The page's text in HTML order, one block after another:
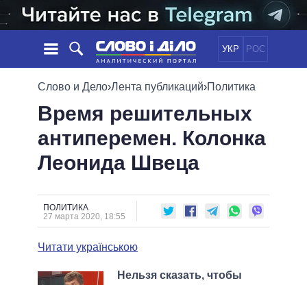
УКР РОС
НОВОСТИ
ЛЕНТА
СОБЫТИЯ
СТАТЬИ
ОБЗОРЫ
ДАЙДЖЕСТЫ
ПОЛИТИКА
ЭКОНОМИКА
ОБЩЕСТВО
МИР
ОБЕЩАНИЯ
ПОЛИТИКИ
ВСЕ ПОЛИТИКИ
ПРЕЗИДЕНТ И ОФИС
ВЕРХОВНАЯ РАДА
МЭРЫ
ИНФОГРАФИКА
ВИДЕО
Слово и Дело›Лента публикаций›Политика
Время решительных
антиперемен. Колонка
Леонида Швеца
ПОЛИТИКА
27 марта 2020, 18:55
Читати українською
Нельзя сказать, чтобы